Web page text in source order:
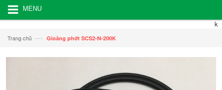
MENU
k
Trang chủ —› Gioăng phớt SCS2-N-200K